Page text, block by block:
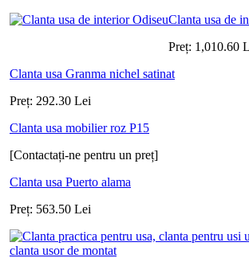
Clanta usa de
Preț: 1,010.60
Clanta usa Granma nichel satinat
Preț: 292.30 Lei
Clanta usa mobilier roz P15
[Contactați-ne pentru un preț]
Clanta usa Puerto alama
Preț: 563.50 Lei